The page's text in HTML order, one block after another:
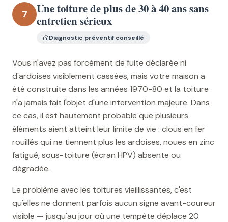
7
Une toiture de plus de 30 à 40 ans sans
entretien sérieux
Diagnostic préventif conseillé
Vous n'avez pas forcément de fuite déclarée ni
d'ardoises visiblement cassées, mais votre maison a
été construite dans les années 1970-80 et la toiture
n'a jamais fait l'objet d'une intervention majeure. Dans
ce cas, il est hautement probable que plusieurs
éléments aient atteint leur limite de vie : clous en fer
rouillés qui ne tiennent plus les ardoises, noues en zinc
fatigué, sous-toiture (écran HPV) absente ou
dégradée.
Le problème avec les toitures vieillissantes, c'est
qu'elles ne donnent parfois aucun signe avant-coureur
visible — jusqu'au jour où une tempête déplace 20